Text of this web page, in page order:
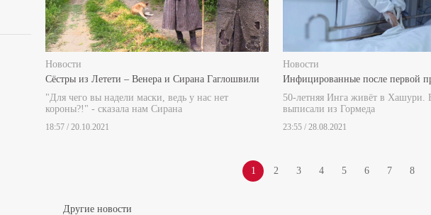
Новости
Сёстры из Летети – Венера и Сирана Гаглошвили
"Для чего вы надели маски, ведь у нас нет
короны?!" - сказала нам Сирана
18:57 / 20.10.2021
Новости
Инфицированные после первой
50-летняя Инга живёт в Хашури.
выписали из Гормеда
23:55 / 28.08.2021
1 2 3 4 5 6 7 8
Другие новости